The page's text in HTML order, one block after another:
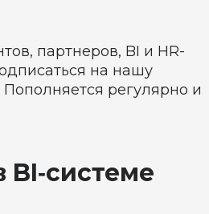
партнеров, BI и HR-
на нашу
регулярно и